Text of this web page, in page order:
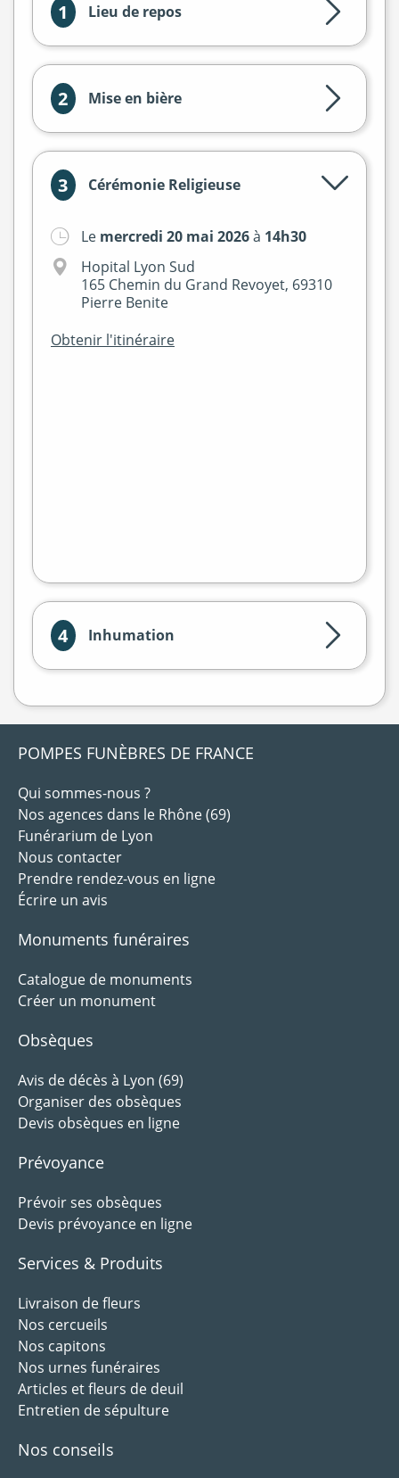
1 Lieu de repos
2 Mise en bière
3 Cérémonie Religieuse
Le mercredi 20 mai 2026à 14h30
Hopital Lyon Sud
165 Chemin du Grand Revoyet, 69310
Pierre Benite
Obtenir l'itinéraire
4 Inhumation
POMPES FUNÈBRES DE FRANCE
Qui sommes-nous ?
Nos agences dans le Rhône (69)
Funérarium de Lyon
Nous contacter
Prendre rendez-vous en ligne
Écrire un avis
Monuments funéraires
Catalogue de monuments
Créer un monument
Obsèques
Avis de décès à Lyon (69)
Organiser des obsèques
Devis obsèques en ligne
Prévoyance
Prévoir ses obsèques
Devis prévoyance en ligne
Services & Produits
Livraison de fleurs
Nos cercueils
Nos capitons
Nos urnes funéraires
Articles et fleurs de deuil
Entretien de sépulture
Nos conseils